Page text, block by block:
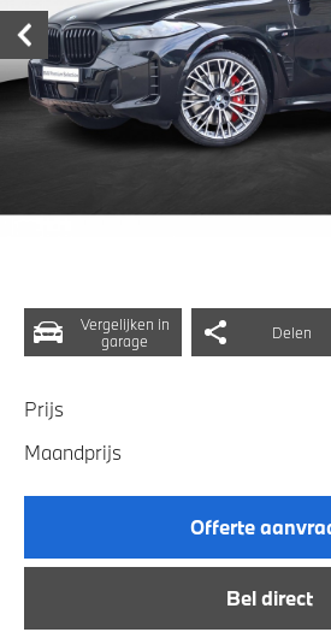
Vergelijken in
garage
Delen
Prijs
Maandprijs
Offerte
Bel direct